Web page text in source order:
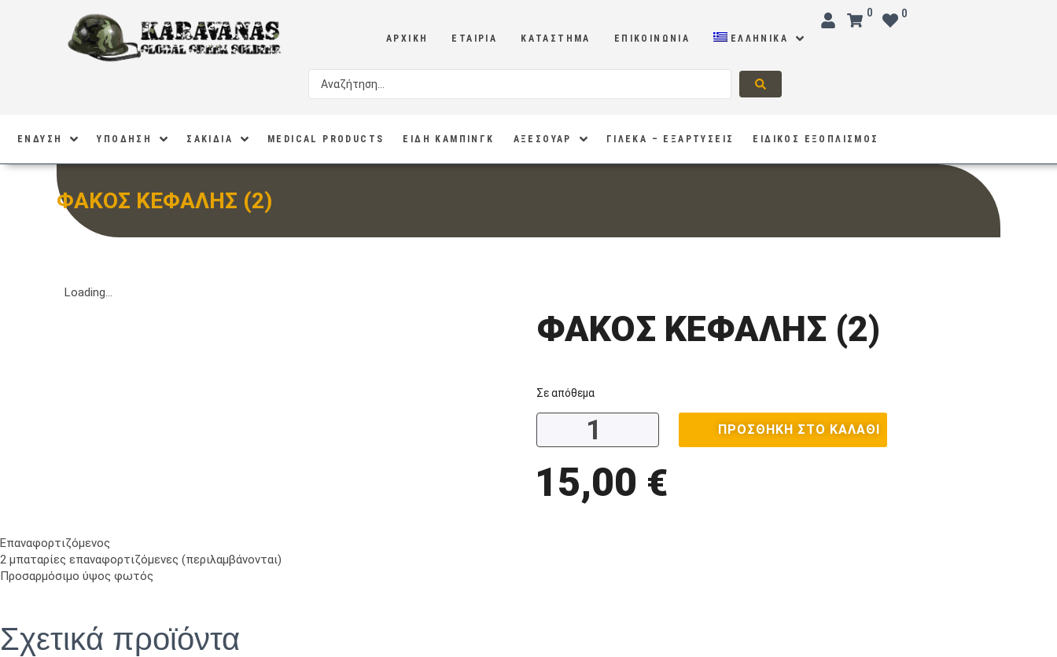
ΑΡΧΙΚΉ ΕΤΑΙΡΊΑ ΚΑΤΆΣΤΗΜΑ ΕΠΙΚΟΙΝΩΝΊΑ ΕΛΛΗΝΙΚΆ
0 0
ΕΝΔΥΣΗ ΥΠΟΔΗΣΗ ΣΑΚΙΔΙΑ MEDICAL PRODUCTS ΕΙΔΗ ΚΑΜΠΙΝΓΚ ΑΞΕΣΟΥΑΡ ΓΙΛΕΚΑ – ΕΞΑΡΤΥΣΕΙΣ ΕΙΔΙΚΟΣ ΕΞΟΠΛΙΣΜΟΣ
ΦΑΚΟΣ ΚΕΦΑΛΗΣ (2)
Loading...
ΦΑΚΟΣ ΚΕΦΑΛΗΣ (2)
Σε απόθεμα
ΠΡΟΣΘΉΚΗ ΣΤΟ ΚΑΛΆΘΙ
15,00 €
Επαναφορτιζόμενος
2 μπαταρίες επαναφορτιζόμενες (περιλαμβάνονται)
Προσαρμόσιμο ύψος φωτός
Σχετικά προϊόντα